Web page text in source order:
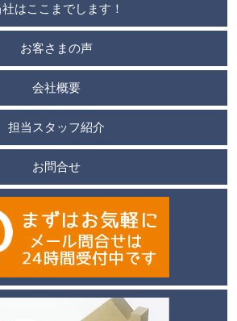
社はここまでします！
お客さまの声
会社概要
担当スタッフ紹介
お問合せ